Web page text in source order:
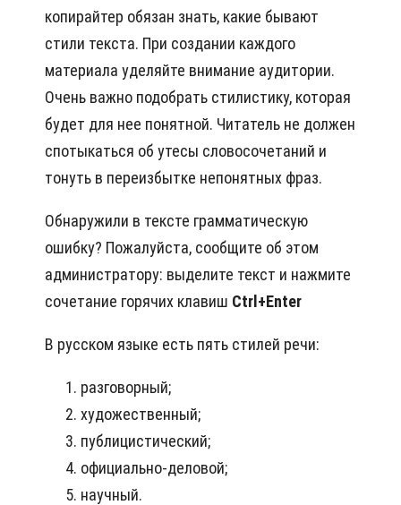
копирайтер обязан знать, какие бывают
стили текста. При создании каждого
материала уделяйте внимание аудитории.
Очень важно подобрать стилистику, которая
будет для нее понятной. Читатель не должен
спотыкаться об утесы словосочетаний и
тонуть в переизбытке непонятных фраз.
Обнаружили в тексте грамматическую
ошибку? Пожалуйста, сообщите об этом
администратору: выделите текст и нажмите
сочетание горячих клавиш Ctrl+Enter
В русском языке есть пять стилей речи:
разговорный;
художественный;
публицистический;
официально-деловой;
научный.